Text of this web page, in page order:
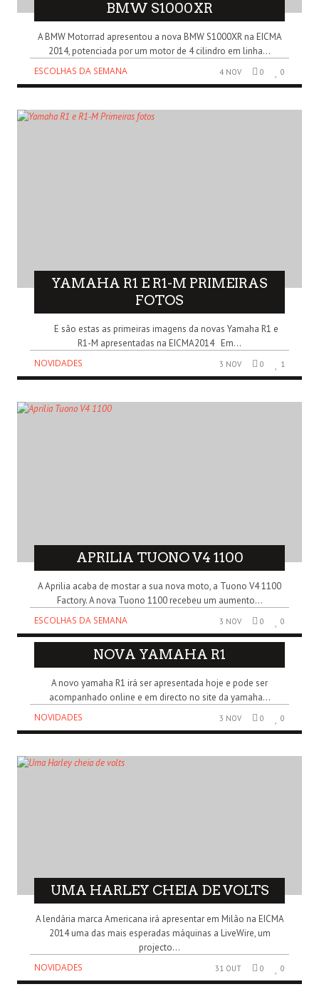
BMW S1000XR
A BMW Motorrad apresentou a nova BMW S1000XR na EICMA
2014, potenciada por um motor de 4 cilindro em linha...
ESCOLHAS DA SEMANA
4 NOV 0 0
YAMAHA R1 E R1-M PRIMEIRAS
FOTOS
E são estas as primeiras imagens da novas Yamaha R1 e
R1-M apresentadas na EICMA2014 Em...
NOVIDADES
3 NOV 0 1
APRILIA TUONO V4 1100
A Aprilia acaba de mostar a sua nova moto, a Tuono V4 1100
Factory. A nova Tuono 1100 recebeu um aumento...
ESCOLHAS DA SEMANA
3 NOV 0 0
NOVA YAMAHA R1
A novo yamaha R1 irá ser apresentada hoje e pode ser
acompanhado online e em directo no site da yamaha...
NOVIDADES
3 NOV 0 0
UMA HARLEY CHEIA DE VOLTS
A lendária marca Americana irá apresentar em Milão na EICMA
2014 uma das mais esperadas máquinas a LiveWire, um
projecto...
NOVIDADES
31 OUT 0 0